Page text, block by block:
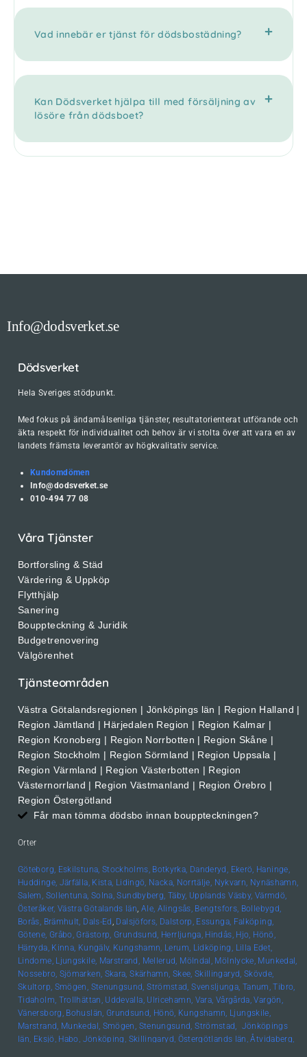
Vad innebär er tjänst för dödsbostädning?
Kan Dödsverket hjälpa till med försäljning av
lösöre från dödsboet?
Info@dodsverket.se
Dödsverket
Hela Sveriges stödpunkt.
Med fokus på ändamålsenliga tjänster, resultatorienterat utförande och
äkta respekt för individualitet och behov är vi stolta över att vara en av
landets främsta leverantör av högkvalitativ service.
Kundomdömen
Info@dodsverket.se
010-494 77 08
Våra Tjänster
Bortforsling & Städ
Värdering & Uppköp
Flytthjälp
Sanering
Bouppteckning & Juridik
Budgetrenovering
Välgörenhet
Tjänsteområden
Västra Götalandsregionen | Jönköpings län | Region Halland |
Region Jämtland | Härjedalen Region | Region Kalmar |
Region Kronoberg | Region Norrbotten | Region Skåne |
Region Stockholm | Region Sörmland | Region Uppsala |
Region Värmland | Region Västerbotten | Region
Västernorrland | Region Västmanland | Region Örebro |
Region Östergötland
Får man tömma dödsbo innan bouppteckningen?
Orter
Göteborg, Eskilstuna, Stockholms, Botkyrka, Danderyd, Ekerö, Haninge,
Huddinge, Järfälla, Kista, Lidingö, Nacka, Norrtälje, Nykvarn, Nynäshamn,
Salem, Sollentuna, Solna, Sundbyberg, Täby, Upplands Väsby, Värmdö,
Österåker, Västra Götalands län, Ale, Alingsås, Bengtsfors, Bollebygd,
Borås, Brämhult, Dals-Ed , Dalsjöfors, Dalstorp, Essunga, Falköping,
Götene, Gråbo, Grästorp, Grundsund, Herrljunga, Hindås, Hjo, Hönö,
Härryda, Kinna, Kungälv, Kungshamn, Lerum, Lidköping, Lilla Edet,
Lindome, Ljungskile, Marstrand, Mellerud, Mölndal, Mölnlycke, Munkedal,
Nossebro, Sjömarken, Skara, Skärhamn, Skee, Skillingaryd, Skövde,
Skultorp, Smögen, Stenungsund, Strömstad, Svensljunga, Tanum, Tibro,
Tidaholm, Trollhättan, Uddevalla, Ulricehamn, Vara, Vårgårda, Vargön,
Vänersborg, Bohuslän, Grundsund, Hönö, Kungshamn, Ljungskile,
Marstrand, Munkedal, Smögen, Stenungsund, Strömstad, Jönköpings
län, Eksjö, Habo, Jönköping, Skillingaryd, Östergötlands län, Åtvidaberg,